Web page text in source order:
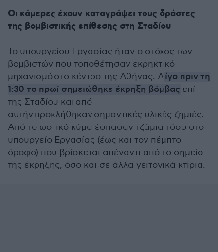
Οι κάμερες έχουν καταγράψει τους δράστες
της βομβιστικής επίθεσης στη Σταδίου
Το υπουργείου Εργασίας ήταν ο στόχος των
βομβιστών που τοποθέτησαν εκρηκτικό
μηχανισμό στο κέντρο της Αθήνας. Λίγο πριν τη
1:30 το πρωί σημειώθηκε έκρηξη βόμβας επί
της Σταδίου και από
αυτήν προκλήθηκαν σημαντικές υλικές ζημιές.
Από το ωστικό κύμα έσπασαν τζάμια τόσο στο
υπουργείο Εργασίας (έως και τον πέμπτο
όροφο) που βρίσκεται απέναντι από το σημείο
της έκρηξης, όσο και σε άλλα γειτονικά κτίρια.